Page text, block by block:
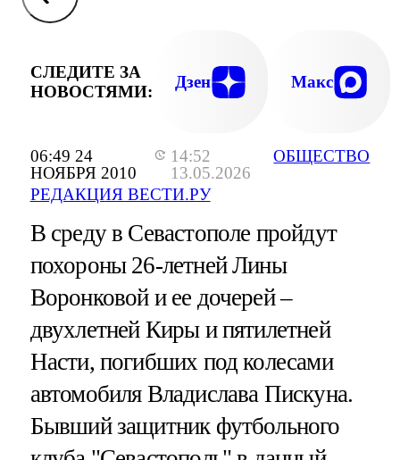
06:49 24
НОЯБРЯ 2010
14:52
13.05.2026
РЕДАКЦИЯ ВЕСТИ.РУ
ОБЩЕСТВО
СЛЕДИТЕ ЗА
НОВОСТЯМИ:
Дзен Макс
В среду в Севастополе пройдут
похороны 26-летней Лины
Воронковой и ее дочерей –
двухлетней Киры и пятилетней
Насти, погибших под колесами
автомобиля Владислава Пискуна.
Бывший защитник футбольного